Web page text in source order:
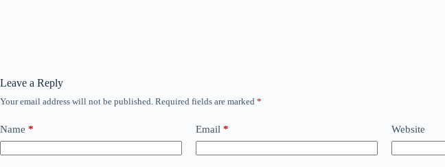
Leave a Reply
Your email address will not be published. Required fields are marked *
Name * Email * Website